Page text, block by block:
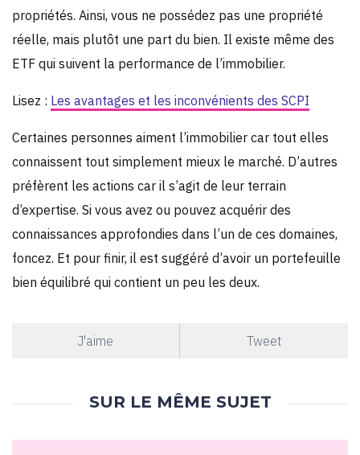
propriétés. Ainsi, vous ne possédez pas une propriété
réelle, mais plutôt une part du bien. Il existe même des
ETF qui suivent la performance de l’immobilier.
Lisez : Les avantages et les inconvénients des SCPI
Certaines personnes aiment l’immobilier car tout elles
connaissent tout simplement mieux le marché. D’autres
préfèrent les actions car il s’agit de leur terrain
d’expertise. Si vous avez ou pouvez acquérir des
connaissances approfondies dans l’un de ces domaines,
foncez. Et pour finir, il est suggéré d’avoir un portefeuille
bien équilibré qui contient un peu les deux.
J'aime Tweet
SUR LE MÊME SUJET